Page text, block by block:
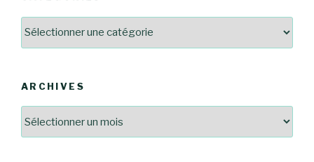
ARCHIVES